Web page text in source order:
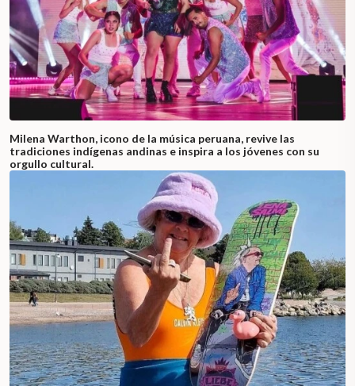
Milena Warthon, icono de la música peruana, revive las
tradiciones indígenas andinas e inspira a los jóvenes con su
orgullo cultural.